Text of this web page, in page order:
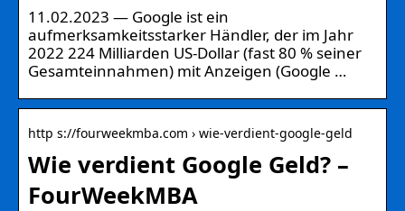
11.02.2023 — Google ist ein
aufmerksamkeitsstarker Händler, der im Jahr
2022 224 Milliarden US-Dollar (fast 80 % seiner
Gesamteinnahmen) mit Anzeigen (Google …
http s://fourweekmba.com › wie-verdient-google-geld
Wie verdient Google Geld? –
FourWeekMBA